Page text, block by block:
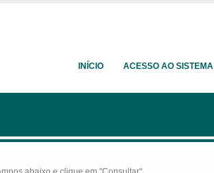
INÍCIO ACESSO AO SISTEMA